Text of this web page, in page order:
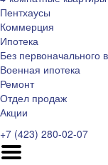
Пентхаусы
Коммерция
Ипотека
Без первоначального
Военная ипотека
Ремонт
Отдел продаж
Акции
+7 (423) 280-02-07